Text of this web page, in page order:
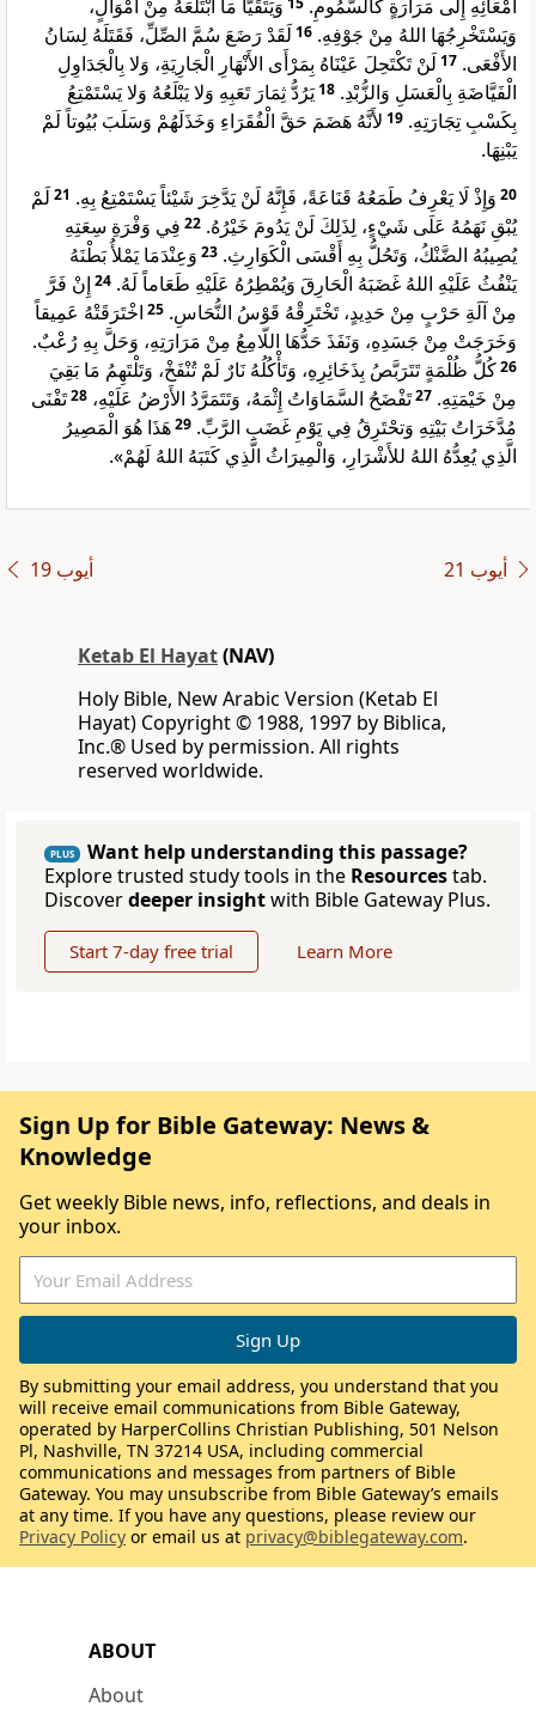
أَمْعَائِهِ إِلَى مَرَارَةٍ كَالسُّمُومِ.
وَيَتَقَيَّأُ مَا ابْتَلَعَهُ مِنْ أَمْوَالٍ،
وَيَسْتَخْرِجُهَا اللهُ مِنْ جَوْفِهِ. 16 لَقَدْ رَضَعَ سُمَّ الصِّلِّ، فَقَتَلَهُ لِسَانُ
الأَفْعَى. 17 لَنْ تَكْتَحِلَ عَيْنَاهُ بِمَرْأَى الأَنْهَارِ الْجَارِيَةِ، وَلا بِالْجَدَاوِلِ
الْفَيَّاضَةِ بِالْعَسَلِ وَالزُّبْدِ. 18يَرُدُّ ثِمَارَ تَعَبِهِ وَلا يَبْلَعُهُ وَلا يَسْتَمْتِعُ
بِكَسْبِ تِجَارَتِهِ. 19 لأَنَّهُ هَضَمَ حَقَّ الْفُقَرَاءِ وَخَذَلَهُمْ وَسَلَبَ بُيُوتاً لَمْ
يَبْنِهَا.
20 وَإِذْ لَا يَعْرِفُ طَمَعُهُ قَنَاعَةً، فَإِنَّهُ لَنْ يَدَّخِرَ شَيْئاً يَسْتَمْتِعُ بِهِ. 21 لَمْ
يُبْقِ نَهَمُهُ عَلَى شَيْءٍ، لِذَلِكَ لَنْ يَدُومَ خَيْرُهُ. 22 فِي وَفْرَةِ سِعَتِهِ
يُصِيبُهُ الضَّنْكُ، وَتَحُلُّ بِهِ أَقْسَى الْكَوَارِثِ. 23 وَعِنْدَمَا يَمْلأُ بَطْنَهُ
يَنْفُثُ عَلَيْهِ اللهُ غَضَبَهُ الْحَارِقَ وَيُمْطِرُهُ عَلَيْهِ طَعَاماً لَهُ. 24 إِنْ فَرَّ
مِنْ آلَةِ حَرْبٍ مِنْ حَدِيدٍ، تَخْتَرِقْهُ قَوْسُ النُّحَاسِ. 25 اخْتَرَقَتْهُ عَمِيقاً
وَخَرَجَتْ مِنْ جَسَدِهِ، وَنَفَذَ حَدُّهَا اللّامِعُ مِنْ مَرَارَتِهِ، وَحَلَّ بِهِ رُعْبٌ.
26كُلُّ ظُلْمَةٍ تَتَرَبَّصُ بِذَخَائِرِهِ، وَتَأْكُلُهُ نَارٌ لَمْ تُنْفَخْ، وَتَلْتَهِمُ مَا بَقِيَ
مِنْ خَيْمَتِهِ. 27تَفْضَحُ السَّمَاوَاتُ إِثْمَهُ، وَتَتَمَرَّدُ الأَرْضُ عَلَيْهِ، 28تَفْنَى
مُدَّخَرَاتُ بَيْتِهِ وَتحْتَرِقُ فِي يَوْمِ غَضَبِ الرَّبِّ. 29هَذَا هُوَ الْمَصِيرُ
الَّذِي يُعِدُّهُ اللهُ للأَشْرَارِ، وَالْمِيرَاثُ الَّذِي كَتَبَهُ اللهُ لَهُمْ».
ﺃﻳﻮﺏ 19 ﺃﻳﻮﺏ 21
Ketab El Hayat(NAV)
Holy Bible, New Arabic Version (Ketab El
Hayat) Copyright © 1988, 1997 by Biblica,
Inc.® Used by permission. All rights
reserved worldwide.
PLUS
Want help understanding this passage?
Explore trusted study tools in the Resourcestab.
Discoverdeeper insightwith Bible Gateway Plus.
Start 7-day free trial Learn More
ABOUT
About
Sign Up for Bible Gateway: News &
Knowledge
Get weekly Bible news, info, reflections, and deals in
your inbox.
By submitting your email address, you understand that you
will receive email communications from Bible Gateway,
operated by HarperCollins Christian Publishing, 501 Nelson
Pl, Nashville, TN 37214 USA, including commercial
communications and messages from partners of Bible
Gateway. You may unsubscribe from Bible Gateway’s emails
at any time. If you have any questions, please review our
Privacy Policy or email us at privacy@biblegateway.com.